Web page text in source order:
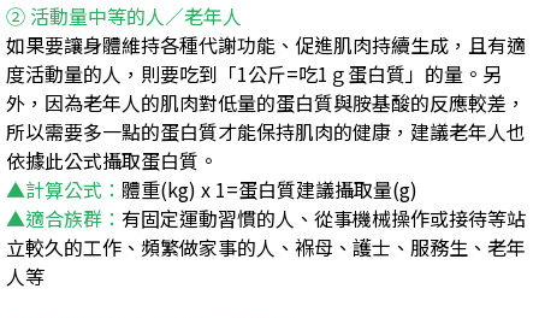
② 活動量中等的人／老年人
如果要讓身體維持各種代謝功能、促進肌肉持續生成，且有適
度活動量的人，則要吃到「1公斤=吃1ｇ蛋白質」的量。另
外，因為老年人的肌肉對低量的蛋白質與胺基酸的反應較差，
所以需要多一點的蛋白質才能保持肌肉的健康，建議老年人也
依據此公式攝取蛋白質。
▲計算公式： 體重(kg) x 1=蛋白質建議攝取量(g)
▲適合族群： 有固定運動習慣的人、從事機械操作或接待等站
立較久的工作、頻繁做家事的人、褓母、護士、服務生、老年
人等